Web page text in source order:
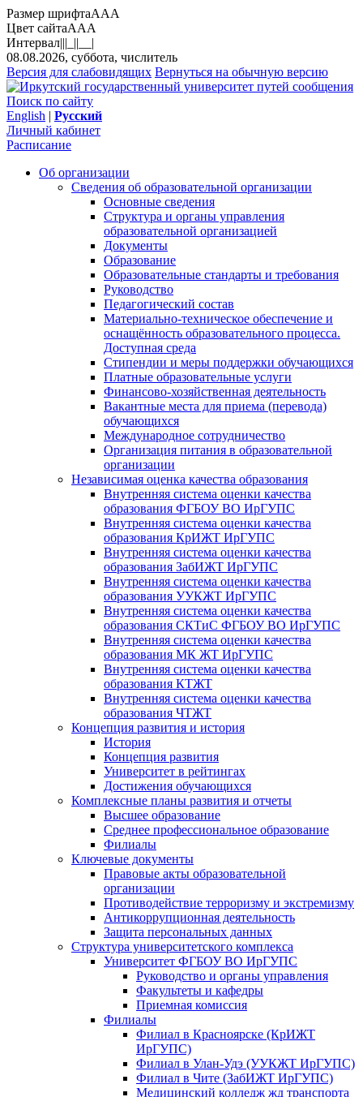
Размер шрифтаAAA
Цвет сайтаAAA
Интервал|||_||__|
08.08.2026, суббота, числитель
Версия для слабовидящих Вернуться на обычную версию
Поиск по сайту
English | Русский
Личный кабинет
Расписание
Об организации
Сведения об образовательной организации
Основные сведения
Структура и органы управления
образовательной организацией
Документы
Образование
Образовательные стандарты и требования
Руководство
Педагогический состав
Материально-техническое обеспечение и
оснащённость образовательного процесса.
Доступная среда
Стипендии и меры поддержки обучающихся
Платные образовательные услуги
Финансово-хозяйственная деятельность
Вакантные места для приема (перевода)
обучающихся
Международное сотрудничество
Организация питания в образовательной
организации
Независимая оценка качества образования
Внутренняя система оценки качества
образования ФГБОУ ВО ИрГУПС
Внутренняя система оценки качества
образования КрИЖТ ИрГУПС
Внутренняя система оценки качества
образования ЗабИЖТ ИрГУПС
Внутренняя система оценки качества
образования УУКЖТ ИрГУПС
Внутренняя система оценки качества
образования СКТиС ФГБОУ ВО ИрГУПС
Внутренняя система оценки качества
образования МК ЖТ ИрГУПС
Внутренняя система оценки качества
образования КТЖТ
Внутренняя система оценки качества
образования ЧТЖТ
Концепция развития и история
История
Концепция развития
Университет в рейтингах
Достижения обучающихся
Комплексные планы развития и отчеты
Высшее образование
Среднее профессиональное образование
Филиалы
Ключевые документы
Правовые акты образовательной
организации
Противодействие терроризму и экстремизму
Антикоррупционная деятельность
Защита персональных данных
Структура университетского комплекса
Университет ФГБОУ ВО ИрГУПС
Руководство и органы управления
Факультеты и кафедры
Приемная комиссия
Филиалы
Филиал в Красноярске (КрИЖТ
ИрГУПС)
Филиал в Улан-Удэ (УУКЖТ ИрГУПС)
Филиал в Чите (ЗабИЖТ ИрГУПС)
Медицинский колледж жд транспорта